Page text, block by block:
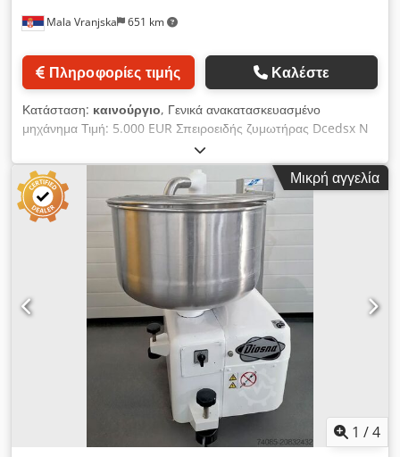
Mala Vranjska 651 km
Πληροφορίες τιμής Καλέστε
Κατάσταση: καινούργιο, Γενικά ανακατασκευασμένο
μηχάνημα Τιμή: 5.000 EUR Σπειροειδής ζυμωτήρας Dcedsx N
Edmopfx Aqijk Χωρητικότητα: 75 κιλά αλεύρι Kemper
Χωρητικότητα ζύμης: 120 κιλά Κάδος από ανοξείδωτο ατσάλι
Τάση: 380V / 50Hz / 3 N/PE
Μικρή αγγελία
1 /4